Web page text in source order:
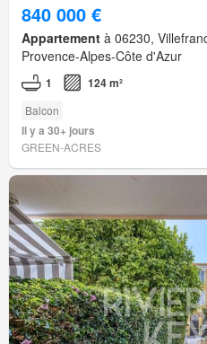
840 000 €
Appartement à 06230,
Provence-Alpes-Côte d'Azur
1 124 m²
Balcon
Il y a 30+ jours
GREEN-ACRES